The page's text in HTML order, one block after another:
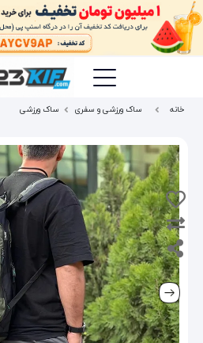
خانه ساک ورزشی و سفری ساک ورزشی